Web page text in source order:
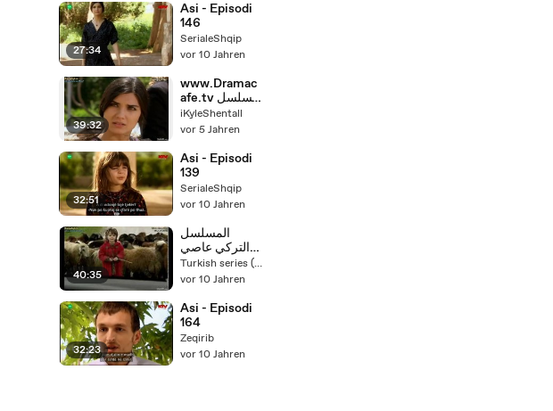
27:34
Asi - Episodi
146
SerialeShqip
vor 10 Jahren
39:32
www.Dramac
afe.tv مسلسل
عاصي مدبلج -
الحلقة 126
iKyleShentall
vor 5 Jahren
32:51
Asi - Episodi
139
SerialeShqip
vor 10 Jahren
40:35
المسلسل
التركي عاصي
مدبلج الحلقة
116 فيديو
Turkish series (English dubbing )
vor 10 Jahren
32:23
Asi - Episodi
164
Zeqirib
vor 10 Jahren